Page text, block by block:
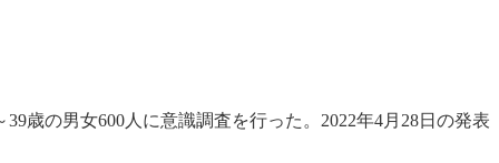
歳の男女600人に意識調査を行った。2022年4月28日の発表